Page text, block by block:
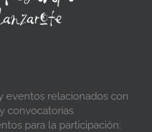
eventos relacionados con
convocatorias
para la participación;